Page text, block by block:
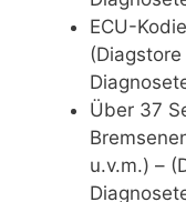
ECU-
Über 37
u.v.m.) –